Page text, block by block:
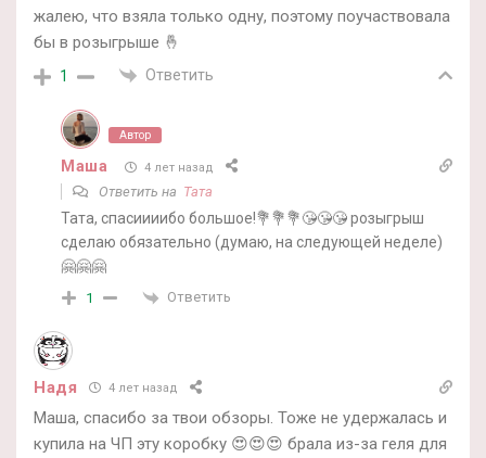
жалею, что взяла только одну, поэтому поучаствовала
бы в розыгрыше 🤞
1 Ответить
Автор
Маша 4 лет назад
Ответить на Тата
Тата, спасиииибо большое!💐💐💐😘😘😘 розыгрыш
сделаю обязательно (думаю, на следующей неделе)
🤗🤗🤗
1 Ответить
Надя 4 лет назад
Маша, спасибо за твои обзоры. Тоже не удержалась и
купила на ЧП эту коробку 😍😍😍 брала из-за геля для